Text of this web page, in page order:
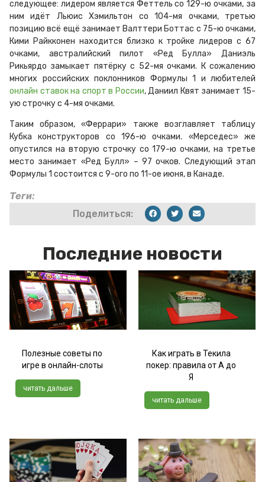
следующее: лидером является Феттель со 129-ю очками, за
ним идёт Льюис Хэмильтон со 104-мя очками, третью
позицию всё ещё занимает Валттери Боттас с 75-ю очками,
Кими Райкконен находится близко к тройке лидеров с 67
очками, австралийский пилот «Ред Булла» Даниэль
Рикьярдо замыкает пятёрку с 52-мя очками. К сожалению
многих российских поклонников Формулы 1 и любителей
онлайн ставок на спорт в России, Даниил Квят занимает 15-
ую строчку с 4-мя очками.
Таким образом, «Феррари» также возглавляет таблицу
Кубка конструкторов со 196-ю очками. «Мерседес» же
опустился на вторую строчку со 179-ю очками, на третье
место занимает «Ред Булл» – 97 очков. Следующий этап
Формулы 1 состоится с 9-ого по 11-ое июня, в Канаде.
Теги:
Поделиться:
Последние новости
Полезные советы по
игре в онлайн-слоты
читать дальше
Как играть в Текила
покер: правила от А до
Я
читать дальше